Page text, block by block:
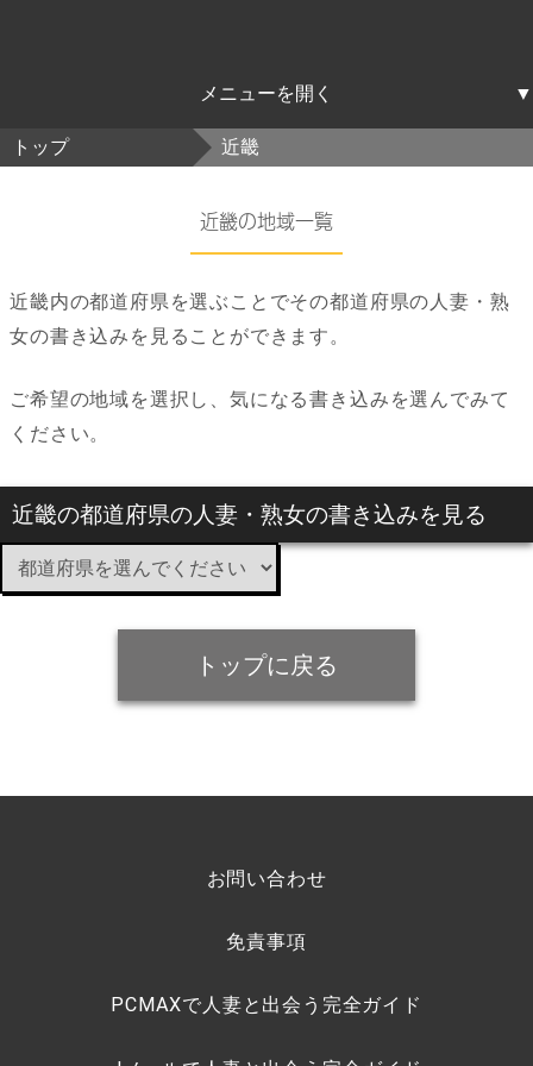
北海道東北
北海道
青森
岩手
宮城
秋田
山形
福島
関東
茨城
栃木
群馬
埼玉
千葉
東京
神奈川
中部
新潟
富山
石川
福井
山梨
長野
岐阜
静岡
愛知
近畿
三重
滋賀
京都
大阪
兵庫
奈良
和歌山
中国四国
鳥取
島根
岡山
広島
山口
徳島
香川
愛媛
高知
九州沖縄
福岡
佐賀
長崎
熊本
大分
宮崎
鹿児島
沖縄
トップ 近畿
近畿の地域一覧
近畿内の都道府県を選ぶことでその都道府県の人妻・熟
女の書き込みを見ることができます。
ご希望の地域を選択し、気になる書き込みを選んでみて
ください。
近畿の都道府県の人妻・熟女の書き込みを見る
トップに戻る
お問い合わせ
免責事項
PCMAXで人妻と出会う完全ガイド